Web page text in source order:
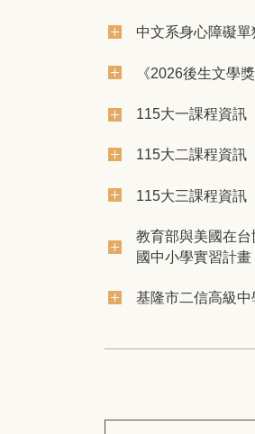
中文系身心障礙
《2026後生文學
115大一課程資訊
115大二課程資訊
115大三課程資訊
教育部與美國在
國中小學實習計畫
基隆市二信高級